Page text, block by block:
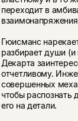
переходит в
Гюисманс
разбирает души
Декарта
отчетливому.
совершенных
чтобы
его на детали.